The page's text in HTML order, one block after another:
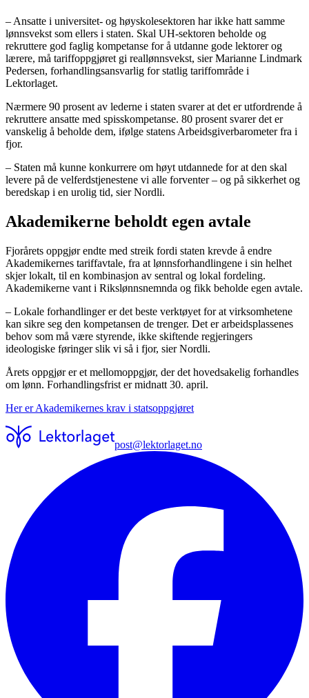
– Ansatte i universitet- og høyskolesektoren har ikke hatt samme
lønnsvekst som ellers i staten. Skal UH-sektoren beholde og
rekruttere god faglig kompetanse for å utdanne gode lektorer og
lærere, må tariffoppgjøret gi reallønnsvekst, sier Marianne Lindmark
Pedersen, forhandlingsansvarlig for statlig tariffområde i
Lektorlaget.
Nærmere 90 prosent av lederne i staten svarer at det er utfordrende å
rekruttere ansatte med spisskompetanse. 80 prosent svarer det er
vanskelig å beholde dem, ifølge statens Arbeidsgiverbarometer fra i
fjor.
– Staten må kunne konkurrere om høyt utdannede for at den skal
levere på de velferdstjenestene vi alle forventer – og på sikkerhet og
beredskap i en urolig tid, sier Nordli.
Akademikerne beholdt egen avtale
Fjorårets oppgjør endte med streik fordi staten krevde å endre
Akademikernes tariffavtale, fra at lønnsforhandlingene i sin helhet
skjer lokalt, til en kombinasjon av sentral og lokal fordeling.
Akademikerne vant i Rikslønnsnemnda og fikk beholde egen avtale.
– Lokale forhandlinger er det beste verktøyet for at virksomhetene
kan sikre seg den kompetansen de trenger. Det er arbeidsplassenes
behov som må være styrende, ikke skiftende regjeringers
ideologiske føringer slik vi så i fjor, sier Nordli.
Årets oppgjør er et mellomoppgjør, der det hovedsakelig forhandles
om lønn. Forhandlingsfrist er midnatt 30. april.
Her er Akademikernes krav i statsoppgjøret
post@lektorlaget.no